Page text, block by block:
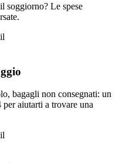
soggiorno? Le spese
bagagli non consegnati: un
aiutarti a trovare una